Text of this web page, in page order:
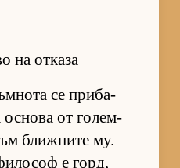
на отказа
се при­ба­
ос­нова от го­лем­
ближ­ните му.
е горд,